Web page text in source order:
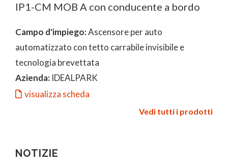
IP1-CM MOB A con conducente a bordo
Campo d'impiego:Ascensore per auto
automatizzato con tetto carrabile invisibile e
tecnologia brevettata
Azienda: IDEALPARK
visualizza scheda
Vedi tutti i prodotti
NOTIZIE